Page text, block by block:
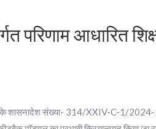
परिणाम आधारित
शासनादेश संख्या- 314/XXIV-C-1/2024-